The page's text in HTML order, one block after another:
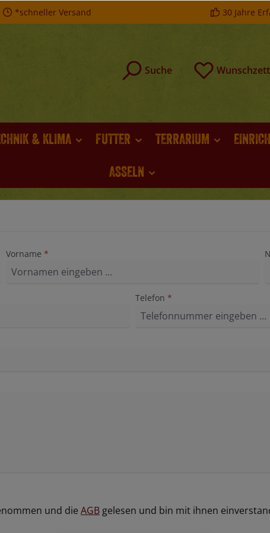
*schneller Versand 30 Jahre
Suche
& KLIMA FUTTER TERRARIUM
ASSELN
Vorname *
Telefon *
und die AGB gelesen und bin mit ihnen